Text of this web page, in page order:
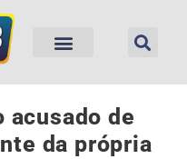
acusado de
da própria